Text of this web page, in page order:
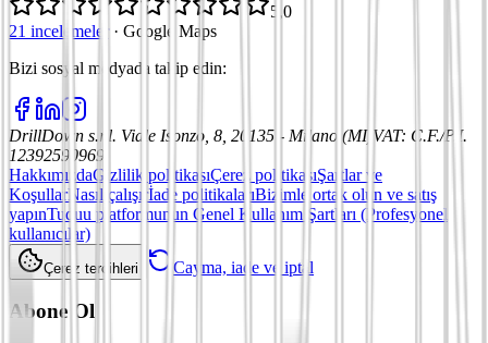
5,0
21 incelemeler
· Google Maps
Bizi sosyal medyada takip edin:
DrillDown s.r.l. Viale Isonzo, 8, 20135 - Milano (MI) VAT: C.F./P.I.
12392590969
HakkımızdaGizlilik politikasıÇerez politikasıŞartlar ve
KoşullarNasıl çalışırİade politikalarıBizimle ortak olun ve satış
yapınTuduu platformunun Genel Kullanım Şartları (Profesyonel
kullanıcılar)
Çerez tercihleri Cayma, iade ve iptal
Abone Ol